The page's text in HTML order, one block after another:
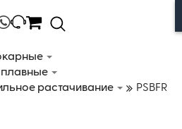
растачивание
PSBFR